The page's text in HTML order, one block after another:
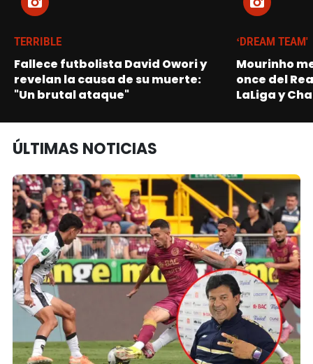
TERRIBLE
Fallece futbolista David Owori y
revelan la causa de su muerte:
"Un brutal ataque"
‘DREAM TEAM'
Mourinho
once del
LaLiga y
ÚLTIMAS NOTICIAS